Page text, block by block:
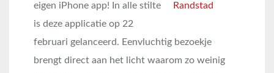
eigen iPhone app! In alle stilte
is deze applicatie op 22
februari gelanceerd. Eenvluchtig bezoekje
brengt direct aan het licht waarom zo weinig